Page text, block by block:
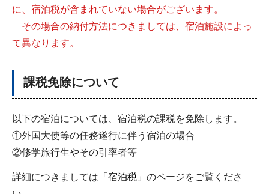
に、宿泊税が含まれていない場合がございます。
その場合の納付方法につきましては、宿泊施設によっ
て異なります。
課税免除について
以下の宿泊については、宿泊税の課税を免除します。
①外国大使等の任務遂行に伴う宿泊の場合
②修学旅行生やその引率者等
詳細につきましては「 宿泊税 」のページをご覧くださ